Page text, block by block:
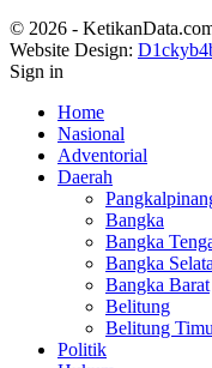
© 2026 -
Website Design:
Sign in
Home
Nasional
Adventorial
Daerah
Bangka
Bangka
Bangka
Bangka Barat
Belitung
Belitung
Politik